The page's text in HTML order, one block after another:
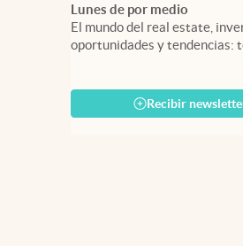
Lunes de por medio
El mundo del real estate,
oportunidades y tendencias:
Recibir